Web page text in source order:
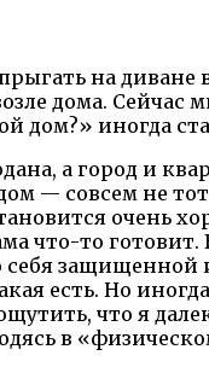
на диване
дома. Сейчас
дом?» иногда
а город и
— совсем не
очень
что-то готовит.
защищенной
есть. Но
что я
в